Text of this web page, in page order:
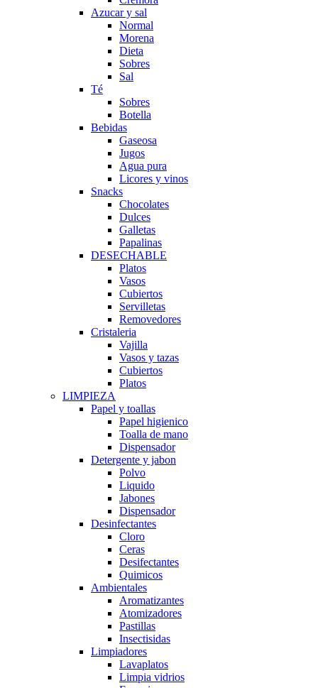
Azucar y sal
Normal
Morena
Dieta
Sobres
Sal
Té
Sobres
Botella
Bebidas
Gaseosa
Jugos
Agua pura
Licores y vinos
Snacks
Chocolates
Dulces
Galletas
Papalinas
DESECHABLE
Platos
Vasos
Cubiertos
Servilletas
Removedores
Cristaleria
Vajilla
Vasos y tazas
Cubiertos
Platos
LIMPIEZA
Papel y toallas
Papel higienico
Toalla de mano
Dispensador
Detergente y jabon
Polvo
Liquido
Jabones
Dispensador
Desinfectantes
Cloro
Ceras
Desifectantes
Quimicos
Ambientales
Aromatizantes
Atomizadores
Pastillas
Insectisidas
Limpiadores
Lavaplatos
Limpia vidrios